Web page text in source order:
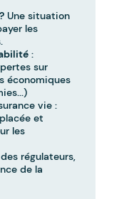
Une situation
les
:
sur
économiques
vie :
et
les
régulateurs,
de la